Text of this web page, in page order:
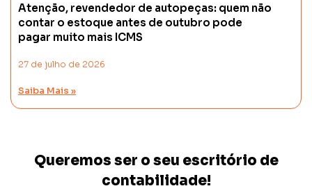
Atenção, revendedor de autopeças: quem não
contar o estoque antes de outubro pode
pagar muito mais ICMS
27 de julho de 2026
Saiba Mais »
Queremos ser o seu escritório de
contabilidade!